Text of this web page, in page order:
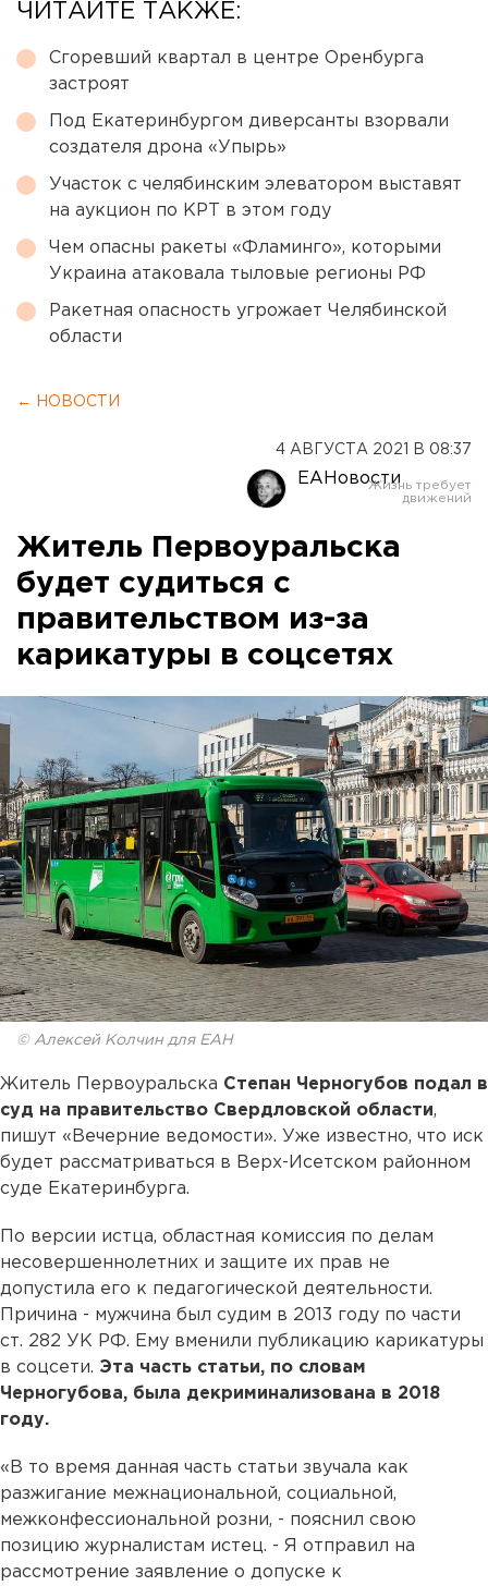
ЧИТАЙТЕ ТАКЖЕ:
Сгоревший квартал в центре Оренбурга
застроят
Под Екатеринбургом диверсанты взорвали
создателя дрона «Упырь»
Участок с челябинским элеватором выставят
на аукцион по КРТ в этом году
Чем опасны ракеты «Фламинго», которыми
Украина атаковала тыловые регионы РФ
Ракетная опасность угрожает Челябинской
области
← НОВОСТИ
4 АВГУСТА 2021 В 08:37
ЕАНовости
Житель Первоуральска
будет судиться с
правительством из-за
карикатуры в соцсетях
© Алексей Колчин для ЕАН
Житель Первоуральска Степан Черногубов подал в
суд на правительство Свердловской области,
пишут «Вечерние ведомости». Уже известно, что иск
будет рассматриваться в Верх-Исетском районном
суде Екатеринбурга.
По версии истца, областная комиссия по делам
несовершеннолетних и защите их прав не
допустила его к педагогической деятельности.
Причина - мужчина был судим в 2013 году по части
ст. 282 УК РФ. Ему вменили публикацию карикатуры
в соцсети. Эта часть статьи, по словам
Черногубова, была декриминализована в 2018
году.
«В то время данная часть статьи звучала как
разжигание межнациональной, социальной,
межконфессиональной розни, - пояснил свою
позицию журналистам истец. - Я отправил на
рассмотрение заявление о допуске к